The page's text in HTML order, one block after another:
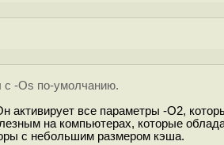
с -Os по-умолчанию.
все параметры -O2,
на компьютерах, которые
с небольшим размером кэша.